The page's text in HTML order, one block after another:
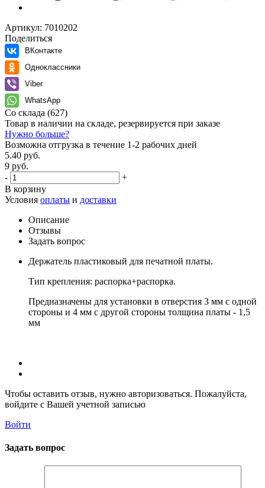
Артикул: 7010202
Поделиться
ВКонтакте
Одноклассники
Viber
WhatsApp
Со склада (627)
Товар в наличии на складе, резервируется при заказе
Нужно больше?
Возможна отгрузка в течение 1-2 рабочих дней
5.40 руб.
9 руб.
-
+
В корзину
Условия оплаты и доставки
Описание
Отзывы
Задать вопрос
Держатель пластиковый для печатной платы.
Тип крепления: распорка+распорка.
Предназначены для установки в отверстия 3 мм с одной
стороны и 4 мм с другой стороны толщина платы - 1,5
мм
Чтобы оставить отзыв, нужно авторизоваться. Пожалуйста,
войдите с Вашей учетной записью
Войти
Задать вопрос